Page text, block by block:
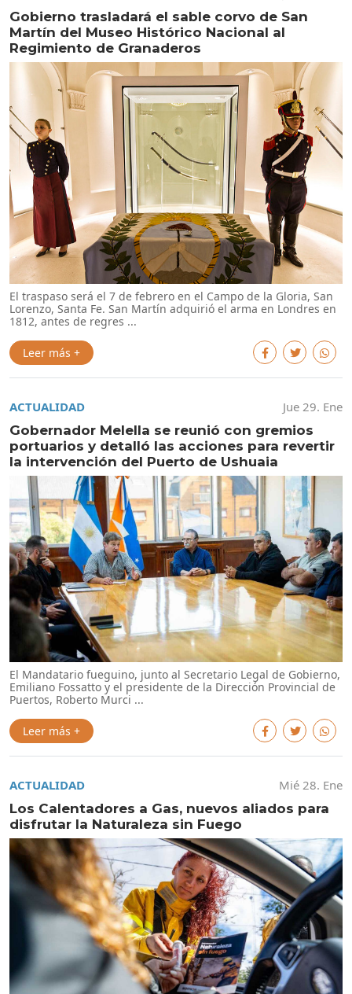
Gobierno trasladará el sable corvo de San
Martín del Museo Histórico Nacional al
Regimiento de Granaderos
El traspaso será el 7 de febrero en el Campo de la Gloria, San
Lorenzo, Santa Fe. San Martín adquirió el arma en Londres en
1812, antes de regres ...
Leer más +
ACTUALIDAD
Jue 29. Ene
Gobernador Melella se reunió con gremios
portuarios y detalló las acciones para revertir
la intervención del Puerto de Ushuaia
El Mandatario fueguino, junto al Secretario Legal de Gobierno,
Emiliano Fossatto y el presidente de la Dirección Provincial de
Puertos, Roberto Murci ...
Leer más +
ACTUALIDAD
Mié 28. Ene
Los Calentadores a Gas, nuevos aliados para
disfrutar la Naturaleza sin Fuego